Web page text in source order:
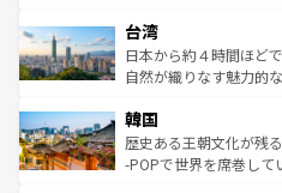
情報は
人々、おいしいローカ
ク、伝統的なフラダン
っている。訪れるたび
はコンテンツ一覧
リアリーフや大陸中央
ク）、タスマニアの美
ど、見どころがたくさ
いる。アクティビティ
ビング、ハイキングな
い。オーストラリアの
台湾
日本から約４時間ほど
自然が織りなす魅力的
ン）、静ひつな山岳地
と山間の静けさが共存
驚きをもたらしてくれ
韓国
歴史ある王朝文化が残
-POPで世界を席巻して